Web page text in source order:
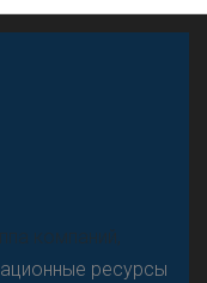
компаний,
ресурсы